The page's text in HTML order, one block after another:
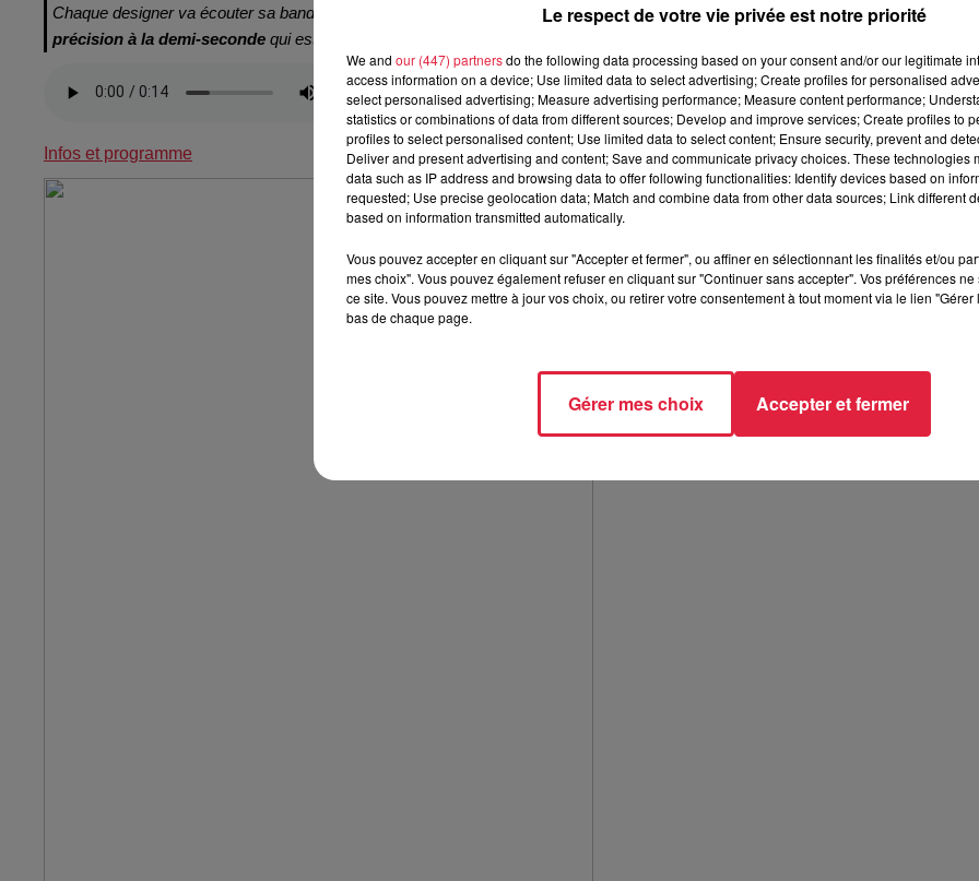
Chaque designer va écouter sa bande et va adapter chaque tir sur chaque note de façon très précise. Donc c'est vraimentla
précision à la demi-seconde qui est demandée, et là les designers vont faire en sorte d'avoir des tableaux réels.
Infos et programme
Le respect de votre vie privée est notre priorité
We and our (447) partnersdo the following data processing based on your consent and/or our legitimate
access information on a device; Use limited data to select advertising; Create profiles for personalised
select personalised advertising; Measure advertising performance; Measure content performance;
statistics or combinations of data from different sources; Develop and improve services; Create profiles to
profiles to select personalised content; Use limited data to select content; Ensure security, prevent and
Deliver and present advertising and content; Save and communicate privacy choices. These technologies
data such as IP address and browsing data to offer following functionalities: Identify devices based on
requested; Use precise geolocation data; Match and combine data from other data sources; Link different
based on information transmitted automatically.
Vous pouvez accepter en cliquant sur "Accepter et fermer", ou affiner en sélectionnant les finalités et/ou
mes choix". Vous pouvez également refuser en cliquant sur "Continuer sans accepter". Vos préférences
ce site. Vous pouvez mettre à jour vos choix, ou retirer votre consentement à tout moment via le lien
bas de chaque page.
Gérer mes choix Accepter et fermer